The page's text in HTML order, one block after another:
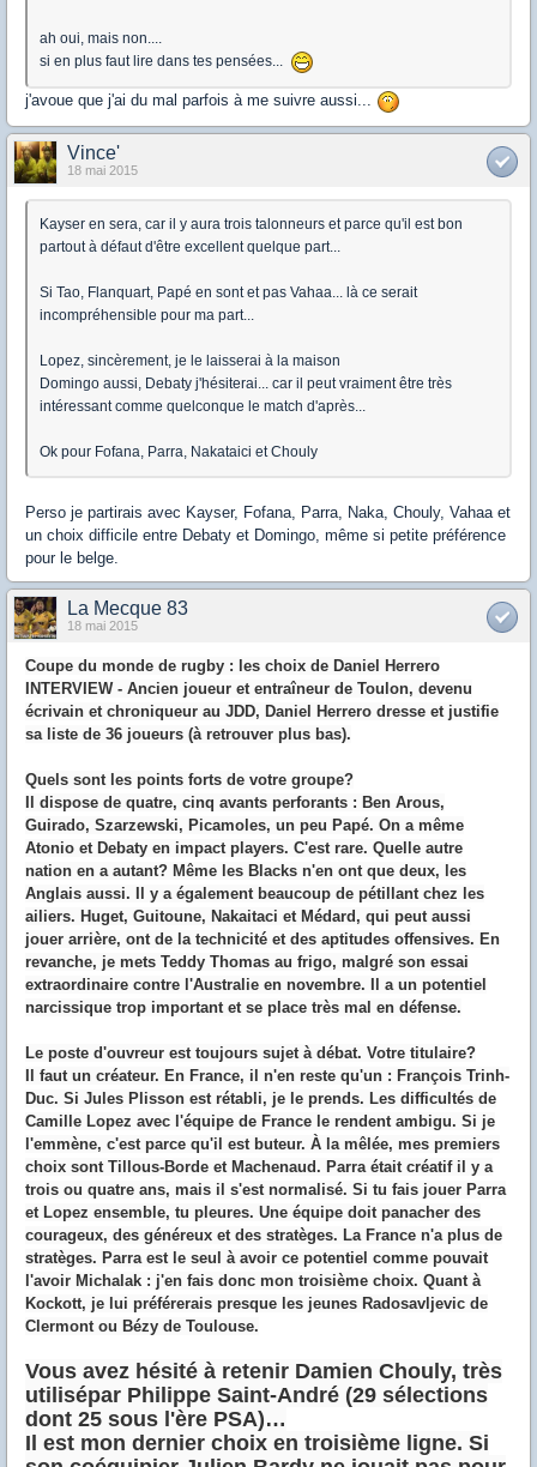
ah oui, mais non....
si en plus faut lire dans tes pensées...
j'avoue que j'ai du mal parfois à me suivre aussi...
Vince'
18 mai 2015
Kayser en sera, car il y aura trois talonneurs et parce qu'il est bon
partout à défaut d'être excellent quelque part...
Si Tao, Flanquart, Papé en sont et pas Vahaa... là ce serait
incompréhensible pour ma part...
Lopez, sincèrement, je le laisserai à la maison
Domingo aussi, Debaty j'hésiterai... car il peut vraiment être très
intéressant comme quelconque le match d'après...
Ok pour Fofana, Parra, Nakataici et Chouly
Perso je partirais avec Kayser, Fofana, Parra, Naka, Chouly, Vahaa et
un choix difficile entre Debaty et Domingo, même si petite préférence
pour le belge.
La Mecque 83
18 mai 2015
Coupe du monde de rugby : les choix de Daniel Herrero
INTERVIEW - Ancien joueur et entraîneur de Toulon, devenu
écrivain et chroniqueur au JDD, Daniel Herrero dresse et justifie
sa liste de 36 joueurs (à retrouver plus bas).
Quels sont les points forts de votre groupe?
Il dispose de quatre, cinq avants perforants : Ben Arous,
Guirado, Szarzewski, Picamoles, un peu Papé. On a même
Atonio et Debaty en impact players. C'est rare. Quelle autre
nation en a autant? Même les Blacks n'en ont que deux, les
Anglais aussi. Il y a également beaucoup de pétillant chez les
ailiers. Huget, Guitoune, Nakaitaci et Médard, qui peut aussi
jouer arrière, ont de la technicité et des aptitudes offensives. En
revanche, je mets Teddy Thomas au frigo, malgré son essai
extraordinaire contre l'Australie en novembre. Il a un potentiel
narcissique trop important et se place très mal en défense.
Le poste d'ouvreur est toujours sujet à débat. Votre titulaire?
Il faut un créateur. En France, il n'en reste qu'un : François Trinh-
Duc. Si Jules Plisson est rétabli, je le prends. Les difficultés de
Camille Lopez avec l'équipe de France le rendent ambigu. Si je
l'emmène, c'est parce qu'il est buteur. À la mêlée, mes premiers
choix sont Tillous-Borde et Machenaud. Parra était créatif il y a
trois ou quatre ans, mais il s'est normalisé. Si tu fais jouer Parra
et Lopez ensemble, tu pleures. Une équipe doit panacher des
courageux, des généreux et des stratèges. La France n'a plus de
stratèges. Parra est le seul à avoir ce potentiel comme pouvait
l'avoir Michalak : j'en fais donc mon troisième choix. Quant à
Kockott, je lui préférerais presque les jeunes Radosavljevic de
Clermont ou Bézy de Toulouse.
Vous avez hésité à retenir Damien Chouly, très
utilisépar Philippe Saint-André (29 sélections
dont 25 sous l'ère PSA)…
Il est mon dernier choix en troisième ligne. Si